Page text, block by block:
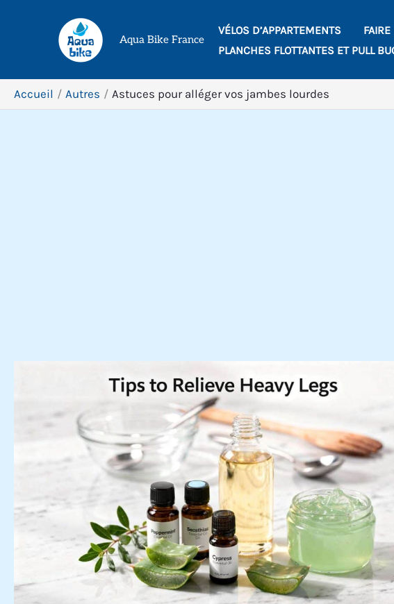
Aqua Bike France
VÉLOS D’APPARTEMENTS
PLANCHES FLOTTANTES ET PULL
Accueil Autres Astuces pour alléger vos jambes lourdes